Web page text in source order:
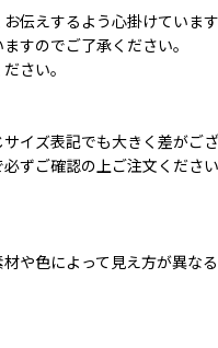
伝えするよう心掛けていま
すのでご了承ください。
さい。
イズ表記でも大きく差がござ
ずご確認の上ご注文くださ
や色によって見え方が異なる